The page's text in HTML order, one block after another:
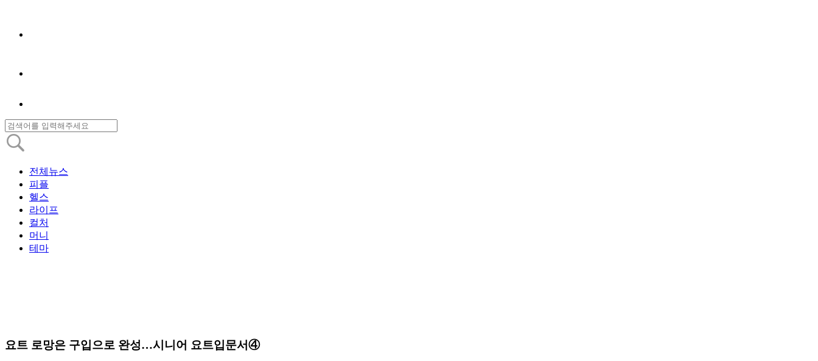
전체뉴스
피플
헬스
라이프
컬처
머니
테마
요트 로망은 구입으로 완성…시니어 요트입문서④